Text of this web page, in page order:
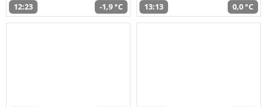
12:23 -1,9 °C 13:13 0,0 °C